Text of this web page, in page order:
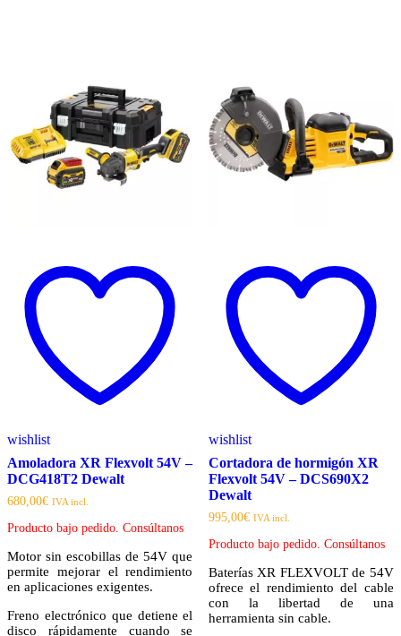
wishlist
Amoladora XR Flexvolt 54V –
DCG418T2 Dewalt
680,00€ IVA incl.
Producto bajo pedido. Consúltanos
Motor sin escobillas de 54V que
permite mejorar el rendimiento
en aplicaciones exigentes.
Freno electrónico que detiene el
disco rápidamente cuando se
wishlist
Cortadora de hormigón XR
Flexvolt 54V – DCS690X2
Dewalt
995,00€ IVA incl.
Producto bajo pedido. Consúltanos
Baterías XR FLEXVOLT de 54V
ofrece el rendimiento del cable
con la libertad de una
herramienta sin cable.